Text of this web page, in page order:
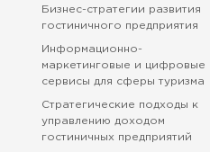
Бизнес-стратегии развития
гостиничного предприятия
Информационно-
маркетинговые и цифровые
сервисы для сферы туризма
Стратегические подходы к
управлению доходом
гостиничных предприятий